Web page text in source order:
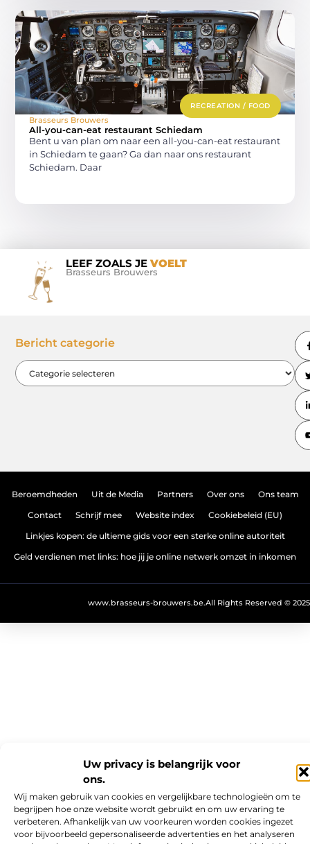
Uw privacy is belangrijk voor
ons.
Wij maken gebruik van cookies en vergelijkbare technologieën om te
begrijpen hoe onze website wordt gebruikt en om uw ervaring te
verbeteren. Afhankelijk van uw voorkeuren worden cookies ingezet
voor bijvoorbeeld gepersonaliseerde advertenties en het analyseren
RECREATION / FOOD
Brasseurs Brouwers
All-you-can-eat restaurant Schiedam
Bent u van plan om naar een all-you-can-eat restaurant
in Schiedam te gaan? Ga dan naar ons restaurant
Schiedam. Daar
LEEF ZOALS JE VOELT
Brasseurs Brouwers
Bericht categorie
Beroemdheden Uit de Media Partners Over ons Ons team
Contact Schrijf mee Website index Cookiebeleid (EU)
Linkjes kopen: de ultieme gids voor een sterke online autoriteit
Geld verdienen met links: hoe jij je online netwerk omzet in inkomen
All Rights Reserved © 2025
www.brasseurs-brouwers.be.